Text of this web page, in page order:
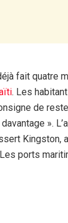
fait quatre
. Les
de
».
Kingston,
ports